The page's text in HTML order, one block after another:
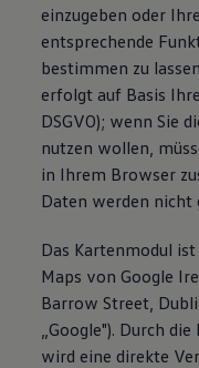
einzugeben oder
entsprechende
bestimmen zu
erfolgt auf Basis
DSGVO); wenn Sie
nutzen wollen,
in Ihrem Browser
Daten werden nicht
Das Kartenmodul
Maps von Google
Barrow Street,
„Google"). Durch
wird eine direkte